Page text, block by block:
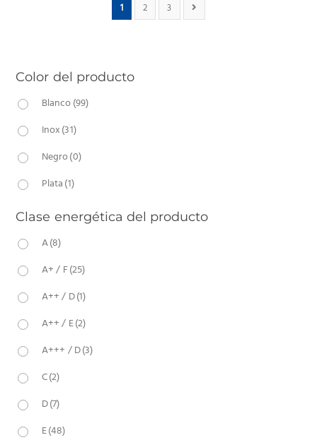
1 2 3
Color del producto
Blanco(99)
Inox(31)
Negro(0)
Plata(1)
Clase energética del producto
A(8)
A+ / F(25)
A++ / D(1)
A++ / E(2)
A+++ / D(3)
C(2)
D(7)
E(48)